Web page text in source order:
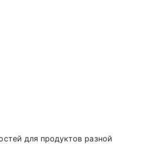
для продуктов разной